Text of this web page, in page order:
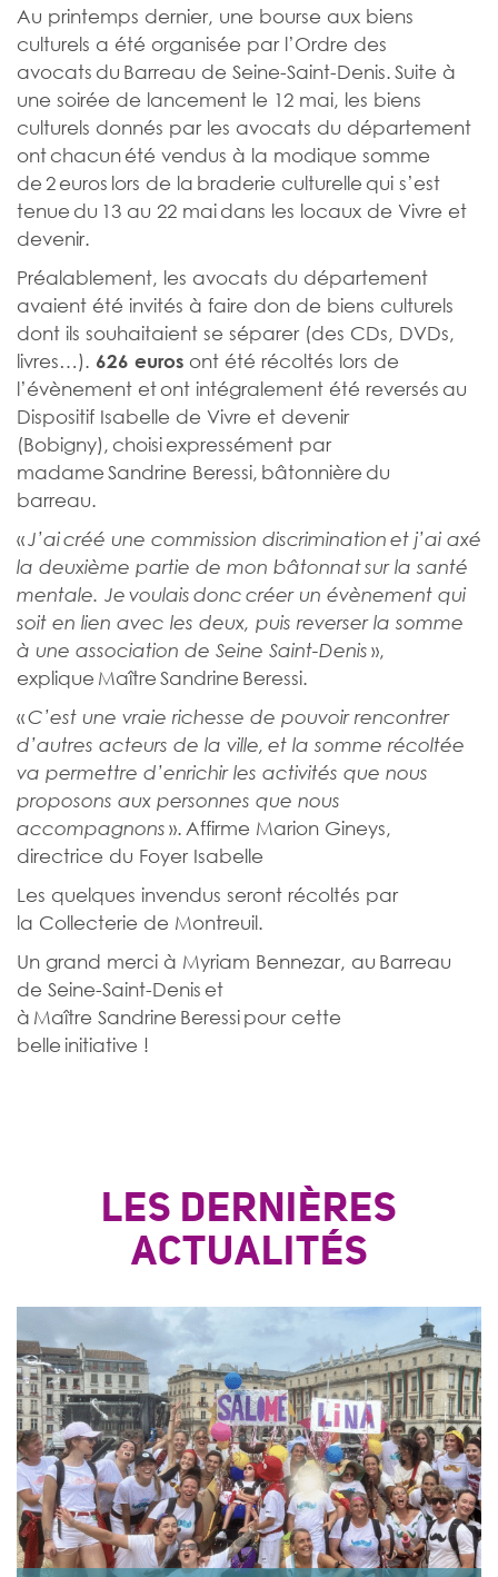
Au printemps dernier, une bourse aux biens
culturels a été organisée par l’Ordre des
avocats du Barreau de Seine-Saint-Denis. Suite à
une soirée de lancement le 12 mai, les biens
culturels donnés par les avocats du département
ont chacun été vendus à la modique somme
de 2 euros lors de la braderie culturelle qui s’est
tenue du 13 au 22 mai dans les locaux de Vivre et
devenir.
Préalablement, les avocats du département
avaient été invités à faire don de biens culturels
dont ils souhaitaient se séparer (des CDs, DVDs,
livres…). 626 euros ont été récoltés lors de
l’évènement et ont intégralement été reversés au
Dispositif Isabelle de Vivre et devenir
(Bobigny), choisi expressément par
madame Sandrine Beressi, bâtonnière du
barreau.
«J’ai créé une commission discrimination et j’ai axé
la deuxième partie de mon bâtonnat sur la santé
mentale. Je voulais donc créer un évènement qui
soit en lien avec les deux, puis reverser la somme
à une association de Seine Saint-Denis»,
explique Maître Sandrine Beressi.
«C’est une vraie richesse de pouvoir rencontrer
d’autres acteurs de la ville, et la somme récoltée
va permettre d’enrichir les activités que nous
proposons aux personnes que nous
accompagnons». Affirme Marion Gineys,
directrice du Foyer Isabelle
Les quelques invendus seront récoltés par
la Collecterie de Montreuil.
Un grand merci à Myriam Bennezar, au Barreau
de Seine-Saint-Denis et
à Maître Sandrine Beressi pour cette
belle initiative !
LES DERNIÈRES
ACTUALITÉS